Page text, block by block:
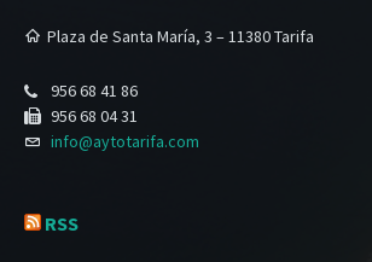
Plaza de Santa María, 3 – 11380 Tarifa
956 68 41 86
956 68 04 31
info@aytotarifa.com
RSS